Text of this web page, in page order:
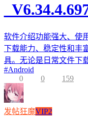
软件介绍功能强大、使
下载能力、稳定性和丰
具。无论是日常文件下
#Android
0
0 159
发帖狂魔VIP2